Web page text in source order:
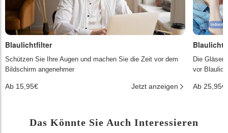
Blaulichtfilter
Schützen Sie Ihre Augen und machen Sie die Zeit vor dem
Bildschirm angenehmer
Ab 15,95€ Jetzt anzeigen
Die Gläser
vor
Ab 25,95€
Das Könnte Sie Auch Interessieren